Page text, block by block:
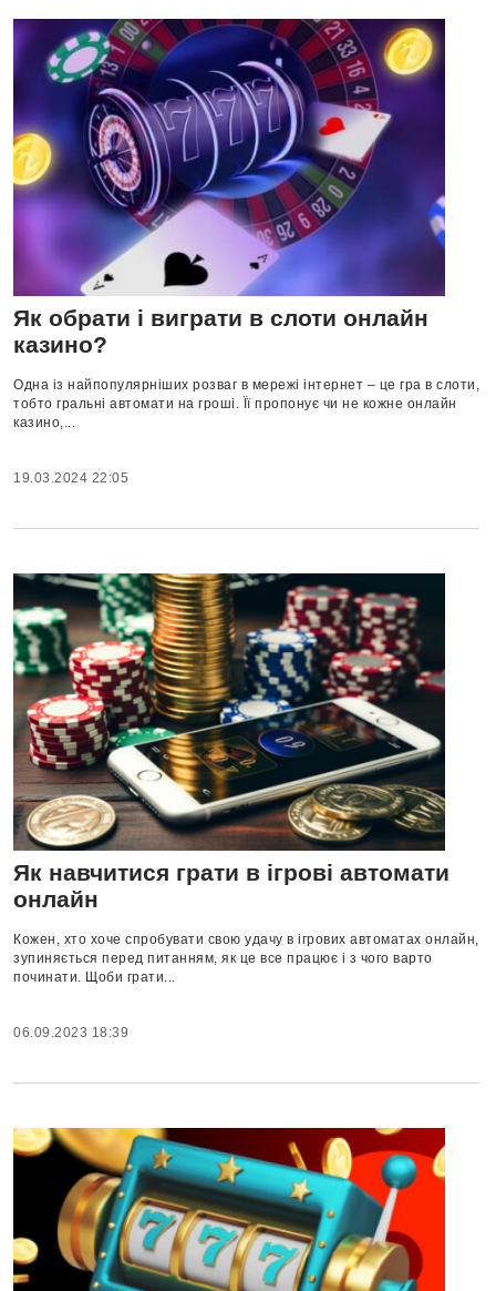
Як обрати і виграти в слоти онлайн
казино?
Одна із найпопулярніших розваг в мережі інтернет – це гра в слоти,
тобто гральні автомати на гроші. Її пропонує чи не кожне онлайн
казино,...
19.03.2024 22:05
Як навчитися грати в ігрові автомати
онлайн
Кожен, хто хоче спробувати свою удачу в ігрових автоматах онлайн,
зупиняється перед питанням, як це все працює і з чого варто
починати. Щоби грати...
06.09.2023 18:39